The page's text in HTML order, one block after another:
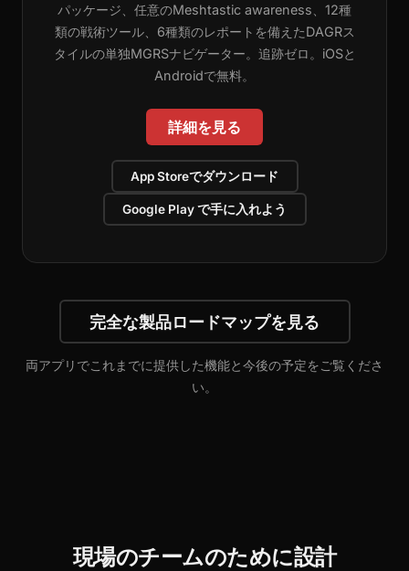
パッケージ、任意のMeshtastic awareness、12種
類の戦術ツール、6種類のレポートを備えたDAGRス
タイルの単独MGRSナビゲーター。追跡ゼロ。iOSと
Androidで無料。
詳細を見る
App Storeでダウンロード
Google Play で手に入れよう
完全な製品ロードマップを見る
両アプリでこれまでに提供した機能と今後の予定をご覧くださ
い。
現場のチームのために設計